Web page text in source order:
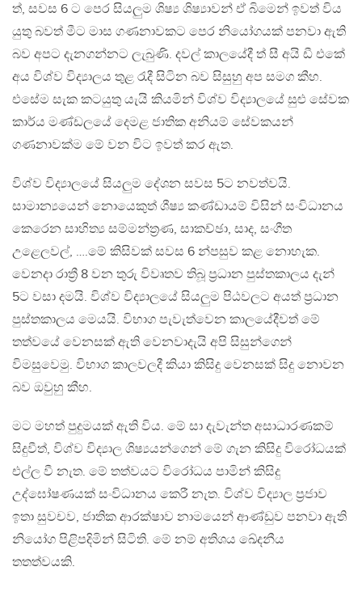
ත්, සවස 6 ට පෙර සියලුම ශිෂ්‍ය ශිෂ්‍යාවන් ඒ බිමෙන් ඉවත් විය
යුතු බවත් මීට මාස ගණනාවකට පෙර නියෝගයක් පනවා ඇති
බව අපට දැනගන්නට ලැබුණි. දවල් කාලයේදී ත් සී අයි ඩී එකේ
අය විශ්ව විද්‍යා‍ලය තුළ රැදී සිටින බව සිසුහු අප සමග කීහ.
එසේම සැක කටයුතු යැයි කියමින් විශ්ව විද්‍යාලයේ සුළු සේවක
කාර්ය මණ්ඩලයේ දෙමළ ජාතික අනියම් සේවකයන්
ගණනාවක්ම මේ වන විට ඉවත් කර ඇත.
විශ්ව විද්‍යාලයේ සියලුම දේශන සවස 5ට නවත්වයි.
සාමාන්‍යයෙන් නොයෙකුත් ශීෂ්‍ය කණ්ඩායම් විසින් සංවිධානය
කෙරෙන සාහිත්‍ය සම්මන්ත්‍රණ, සාකච්ඡා, සාද, සංගීත
උළෙලවල්, ….මේ කිසිවක් සවස 6 න්පසුව කළ නොහැක.
වෙනදා රාත්‍රී 8 වන තුරු විවෘතව තිබූ ප්‍රධාන පුස්තකාලය දැන්
5ට වසා දමයි. විශ්ව විද්‍යා‍ලයේ සියලුම පිඨවලට අයත් ප්‍රධාන
පුස්තකාලය මෙයයි. විභාග පැවැත්වෙන කාලයේදීවත් මේ
තත්වයේ වෙනසක් ඇති වෙනවාදැයි අපි සිසුන්ගෙන්
විමසුවෙමු. විභාග කාලවලදී කියා කිසිදු වෙනසක් සිදු නොවන
බව ඔවුහු කීහ.
මට මහත් පුදුමයක් ඇති විය. මේ සා දැවැන්ත අසාධාරණකම්
සිදුවීත්, විශ්ව විද්‍යාල ශිෂ්‍යයන්ගෙන් මේ ගැන කිසිදු විරෝධයක්
එල්ල වී නැත. මේ තත්වයට විරෝධය පාමින් කිසිදු
උද්ඝෝෂණයක් සංවිධානය කෙරී නැත. විශ්ව විද්‍යාල ප්‍රජාව
ඉතා සුවචව, ජාතික ආරක්ෂාව නාමයෙන් ආණ්ඩුව පනවා ඇති
නියෝග පිළිපදිමින් සිටිති. මේ නම් අතිශය ඛේදනීය
තතත්වයකි.